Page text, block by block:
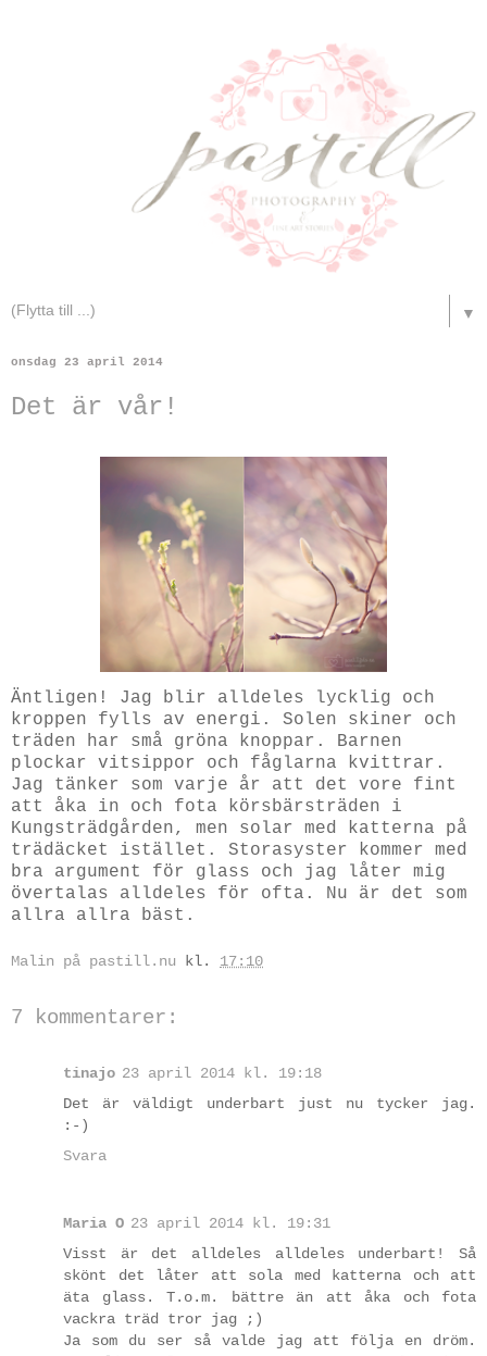
▼
onsdag 23 april 2014
Det är vår!
Äntligen! Jag blir alldeles lycklig och
kroppen fylls av energi. Solen skiner och
träden har små gröna knoppar. Barnen
plockar vitsippor och fåglarna kvittrar.
Jag tänker som varje år att det vore fint
att åka in och fota körsbärsträden i
Kungsträdgården, men solar med katterna på
trädäcket istället. Storasyster kommer med
bra argument för glass och jag låter mig
övertalas alldeles för ofta. Nu är det som
allra allra bäst.
Malin på pastill.nu kl. 17:10
7 kommentarer:
tinajo 23 april 2014 kl. 19:18
Det är väldigt underbart just nu tycker jag.
:-)
Svara
Maria O 23 april 2014 kl. 19:31
Visst är det alldeles alldeles underbart! Så
skönt det låter att sola med katterna och att
äta glass. T.o.m. bättre än att åka och fota
vackra träd tror jag ;)
Ja som du ser så valde jag att följa en dröm.